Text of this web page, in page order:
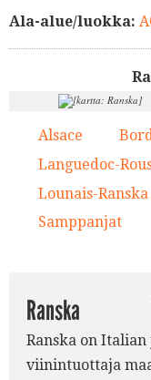
Ala-alue/luokka:
Alsace
Languedoc-
Lounais-Ranska
Samppanjat
Ranska
Ranska on
viinintuottaja